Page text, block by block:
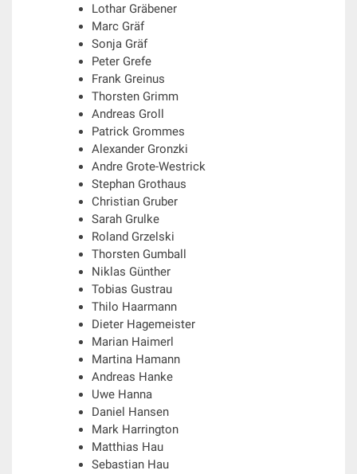
Lothar Gräbener
Marc Gräf
Sonja Gräf
Peter Grefe
Frank Greinus
Thorsten Grimm
Andreas Groll
Patrick Grommes
Alexander Gronzki
Andre Grote-Westrick
Stephan Grothaus
Christian Gruber
Sarah Grulke
Roland Grzelski
Thorsten Gumball
Niklas Günther
Tobias Gustrau
Thilo Haarmann
Dieter Hagemeister
Marian Haimerl
Martina Hamann
Andreas Hanke
Uwe Hanna
Daniel Hansen
Mark Harrington
Matthias Hau
Sebastian Hau